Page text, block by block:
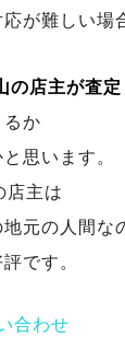
が難しい場
店主が査定
か
思います。
店主は
元の人間な
です。
合わせ